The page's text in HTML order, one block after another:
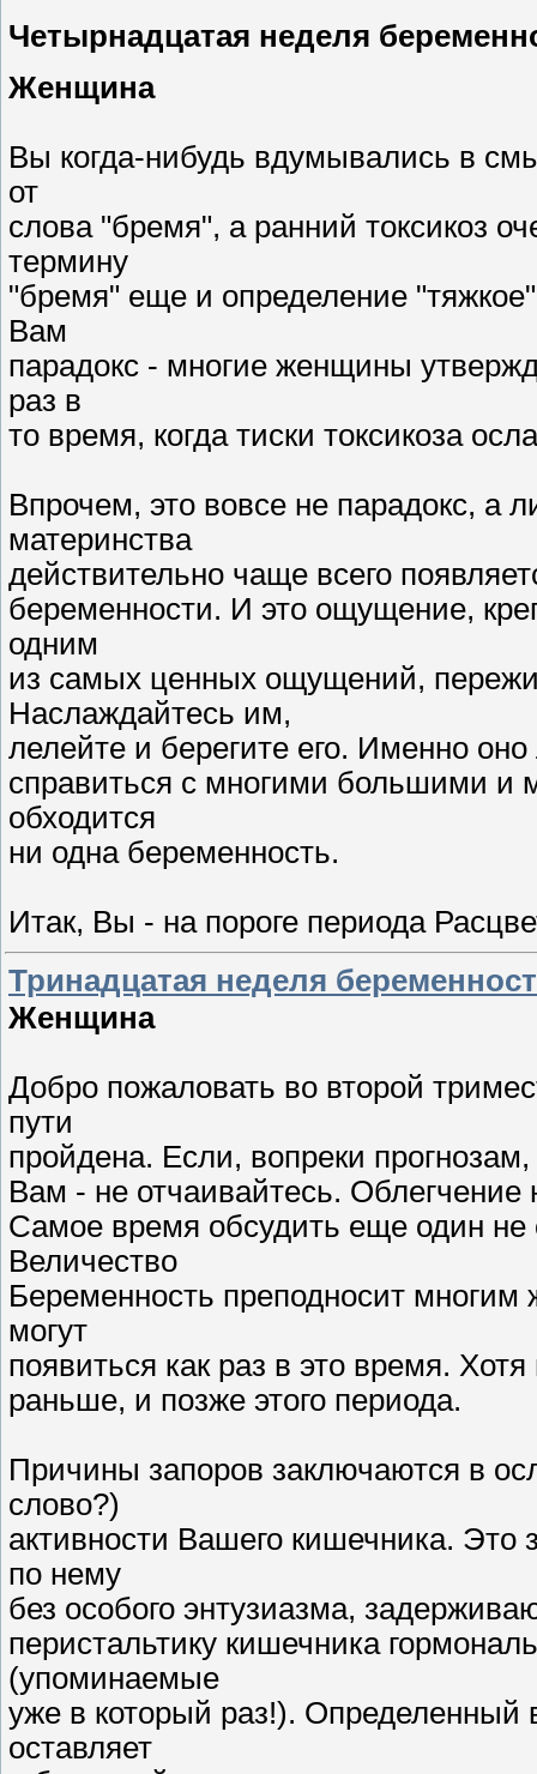
Четырнадцатая неделя
Женщина
Вы когда-нибудь вдумывались в
от
слова "бремя", а ранний токсикоз
термину
"бремя" еще и определение
Вам
парадокс - многие женщины
раз в
то время, когда тиски токсикоза
Впрочем, это вовсе не парадокс, а
материнства
действительно чаще всего
беременности. И это ощущение,
одним
из самых ценных ощущений,
Наслаждайтесь им,
лелейте и берегите его. Именно
справиться с многими большими и
обходится
ни одна беременность.
Итак, Вы - на пороге периода
Тринадцатая неделя
Женщина
Добро пожаловать во второй
пути
пройдена. Если, вопреки
Вам - не отчаивайтесь. Облегчение
Самое время обсудить еще один
Величество
Беременность преподносит
могут
появиться как раз в это время.
раньше, и позже этого периода.
Причины запоров заключаются в
слово?)
активности Вашего кишечника.
по нему
без особого энтузиазма,
перистальтику кишечника
(упоминаемые
уже в который раз!). Определенный
оставляет